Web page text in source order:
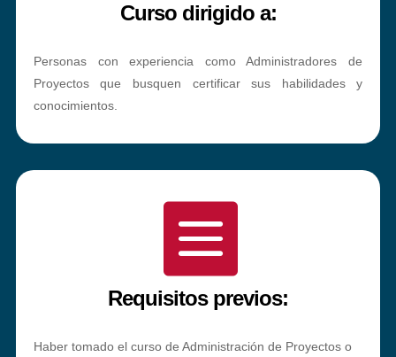
Curso dirigido a:
Personas con experiencia como Administradores de
Proyectos que busquen certificar sus habilidades y
conocimientos.

Requisitos previos:
Haber tomado el curso de Administración de Proyectos o